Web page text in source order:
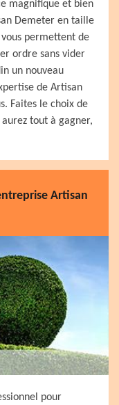
magnifique et bien
Demeter en taille
permettent de
ordre sans vider
un nouveau
de Artisan
Faites le choix de
tout à gagner,
Artisan
pour